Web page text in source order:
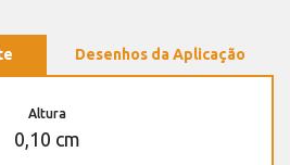
Desenhos da Aplicação
Altura
0,10 cm